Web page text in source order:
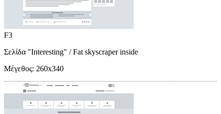
F3
Σελίδα "Interesting" / Fat skyscraper inside
Μέγεθος: 260x340